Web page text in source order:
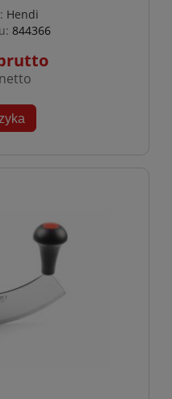
Hendi
844366